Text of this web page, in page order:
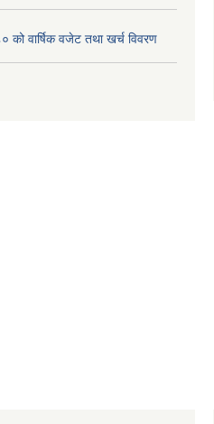
वार्षिक वजेट तथा खर्च विवरण